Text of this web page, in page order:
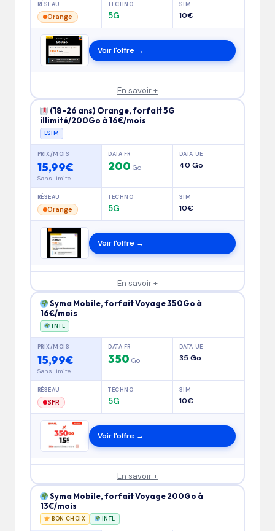
RÉSEAU
Orange
TECHNO
5G
SIM
10€
Voir l'offre →
En savoir +
(18-26 ans) Orange, forfait 5G
illimité/200Go à 16€/mois
ESIM
PRIX/MOIS
15,99€
Sans limite
DATA FR
200 Go
DATA UE
40 Go
RÉSEAU
Orange
TECHNO
5G
SIM
10€
Voir l'offre →
En savoir +
Syma Mobile, forfait Voyage 350Go à
16€/mois
INTL
PRIX/MOIS
15,99€
Sans limite
DATA FR
350 Go
DATA UE
35 Go
RÉSEAU
SFR
TECHNO
5G
SIM
10€
Voir l'offre →
En savoir +
Syma Mobile, forfait Voyage 200Go à
13€/mois
BON CHOIX INTL